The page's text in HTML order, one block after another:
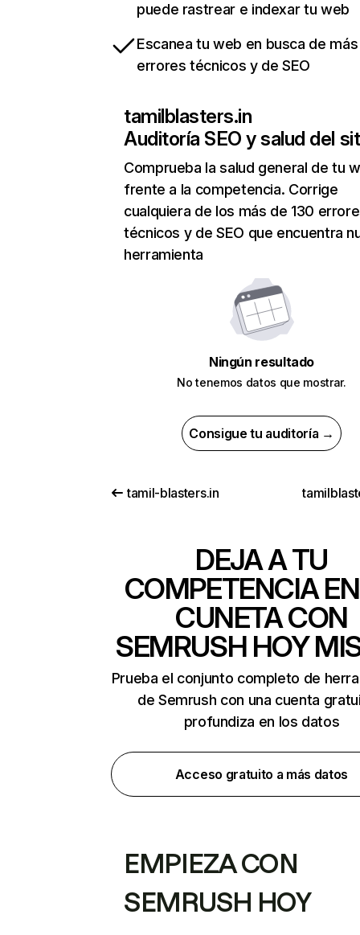
puede rastrear e indexar tu web
Escanea tu web en busca de
errores técnicos y de SEO
tamilblasters.in
Auditoría SEO y salud del
Comprueba la salud general de tu
frente a la competencia. Corrige
cualquiera de los más de 130
técnicos y de SEO que encuentra
herramienta
Ningún resultado
No tenemos datos que mostrar.
Consigue tu auditoría →
tamil-blasters.in
DEJA A TU
COMPETENCIA
CUNETA CON
SEMRUSH HOY
Prueba el conjunto completo de
de Semrush con una cuenta
profundiza en los datos
Acceso gratuito a más datos
EMPIEZA CON
SEMRUSH HOY